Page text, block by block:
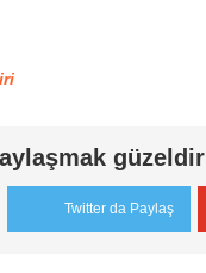
güzeldir
Twitter da Paylaş